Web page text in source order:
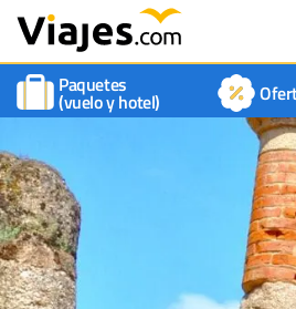
Paquetes
(vuelo y hotel)